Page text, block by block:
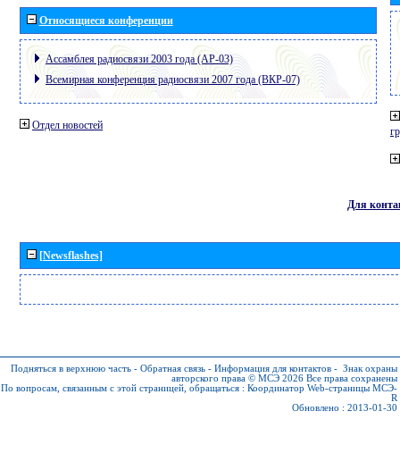
Относящиеся конференции
Ассамблея радиосвязи 2003 года (АР-03)
Всемирная конференция радиосвязи 2007 года (ВКР-07)
Отдел новостей
Для
[Newsflashes]
Подняться в верхнюю часть - Обратная связь - Информация для контактов - Знак охраны
авторского права © МСЭ 2026 Все права сохранены
По вопросам, связанным с этой страницей, обращаться : Координатор Web-страницы МСЭ-
R
Обновлено : 2013-01-30